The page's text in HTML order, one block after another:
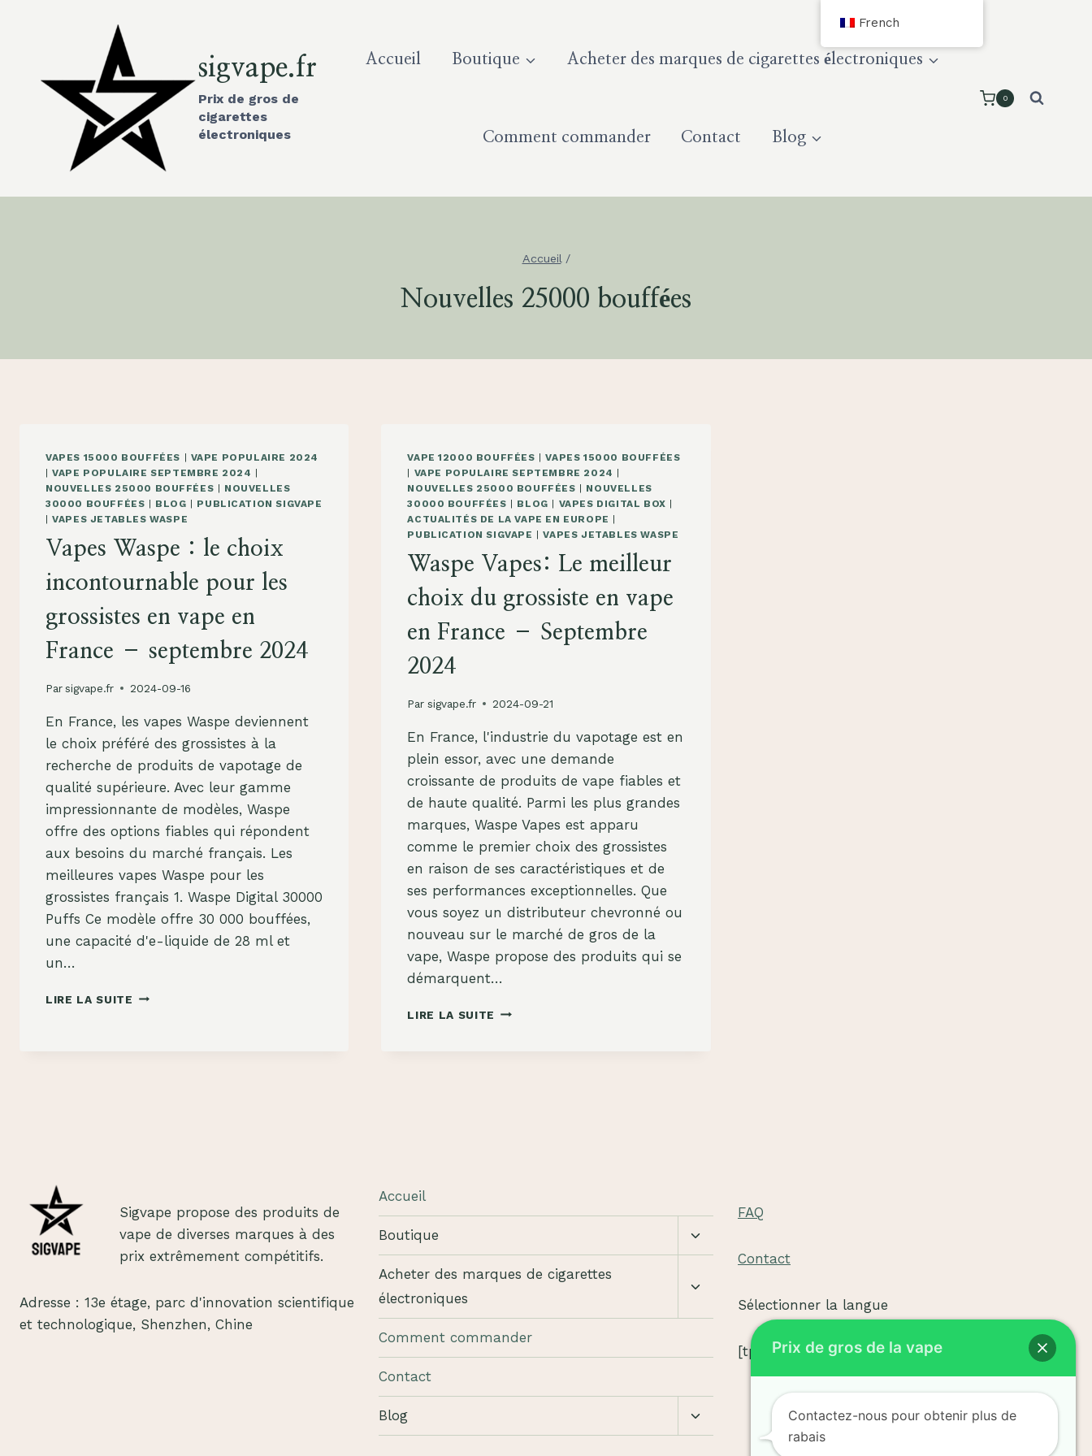
sigvape.fr
Prix de gros de
cigarettes
électroniques
Accueil Boutique Acheter des marques de cigarettes électroniques
Comment commander Contact Blog
0
Accueil /
Nouvelles 25000 bouffées
VAPES 15000 BOUFFÉES
VAPE POPULAIRE 2024
|VAPE POPULAIRE SEPTEMBRE 2024
NOUVELLES 25000 BOUFFÉES
NOUVELLES
30000 BOUFFÉES
BLOG
PUBLICATION SIGVAPE
|VAPES JETABLES WASPE
Vapes Waspe : le choix
incontournable pour les
grossistes en vape en
France – septembre 2024
Parsigvape.fr 2024-09-16
En France, les vapes Waspe deviennent
le choix préféré des grossistes à la
recherche de produits de vapotage de
qualité supérieure. Avec leur gamme
impressionnante de modèles, Waspe
offre des options fiables qui répondent
aux besoins du marché français. Les
meilleures vapes Waspe pour les
grossistes français 1. Waspe Digital 30000
Puffs Ce modèle offre 30 000 bouffées,
une capacité d'e-liquide de 28 ml et
un…
LIRE LA SUITE VAPES
–
SEPTEMBRE
2024
VAPE 12000 BOUFFÉES |VAPES 15000 BOUFFÉES
VAPE POPULAIRE SEPTEMBRE 2024
NOUVELLES 25000 BOUFFÉES
NOUVELLES
30000 BOUFFÉES
BLOG VAPES DIGITAL BOX
ACTUALITÉS DE LA VAPE EN EUROPE
PUBLICATION SIGVAPE
|VAPES JETABLES WASPE
Waspe Vapes: Le meilleur
choix du grossiste en vape
en France – Septembre
2024
Par sigvape.fr 2024-09-21
En France, l'industrie du vapotage est en
plein essor, avec une demande
croissante de produits de vape fiables et
de haute qualité. Parmi les plus grandes
marques, Waspe Vapes est apparu
comme le premier choix des grossistes
en raison de ses caractéristiques et de
ses performances exceptionnelles. Que
vous soyez un distributeur chevronné ou
nouveau sur le marché de gros de la
vape, Waspe propose des produits qui se
démarquent…
LIRE LA SUITE WASPE
SEPTEMBRE
Sigvape propose des produits de
vape de diverses marques à des
prix extrêmement compétitifs.
Adresse : 13e étage, parc d'innovation scientifique
et technologique, Shenzhen, Chine
Accueil
Boutique
Basculer
menu
Acheter des marques de cigarettes
électroniques
Basculer
le
menu
Comment commander
Contact
Blog
Basculer
FAQ
Contact
Sélectionner la langue
[tpe widget="select2/tpw_select2.php"]
French
Prix de gros de la vape
Contactez-nous pour obtenir plus de
rabais